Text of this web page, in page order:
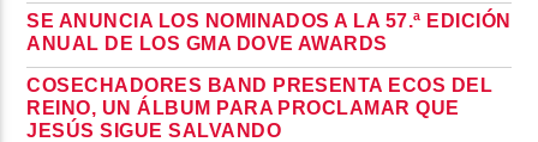
SE ANUNCIA LOS NOMINADOS A LA 57.ª EDICIÓN
ANUAL DE LOS GMA DOVE AWARDS
COSECHADORES BAND PRESENTA ECOS DEL
REINO, UN ÁLBUM PARA PROCLAMAR QUE
JESÚS SIGUE SALVANDO